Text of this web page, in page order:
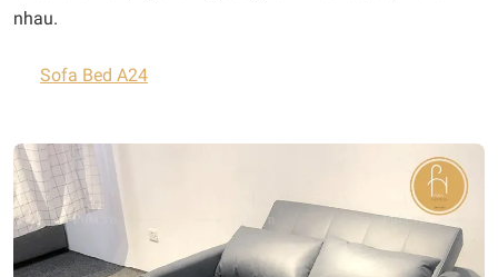
nhau.
Sofa Bed A24